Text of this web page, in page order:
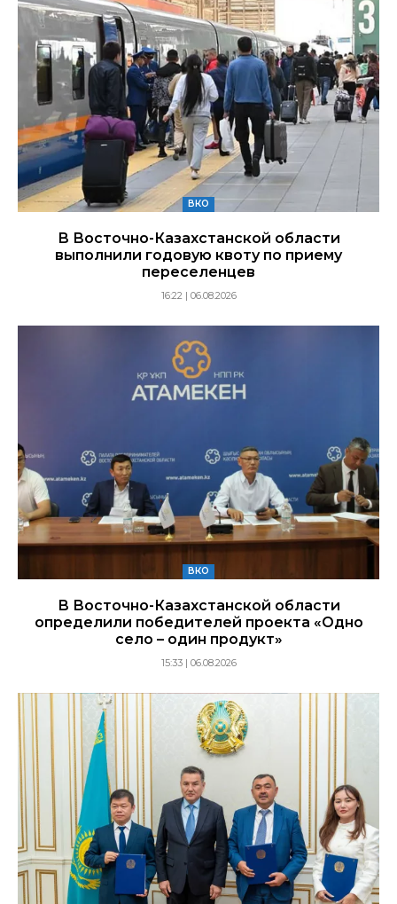
ВКО
В Восточно-Казахстанской области
выполнили годовую квоту по приему
переселенцев
16:22 | 06.08.2026
ВКО
В Восточно-Казахстанской области
определили победителей проекта «Одно
село – один продукт»
15:33 | 06.08.2026